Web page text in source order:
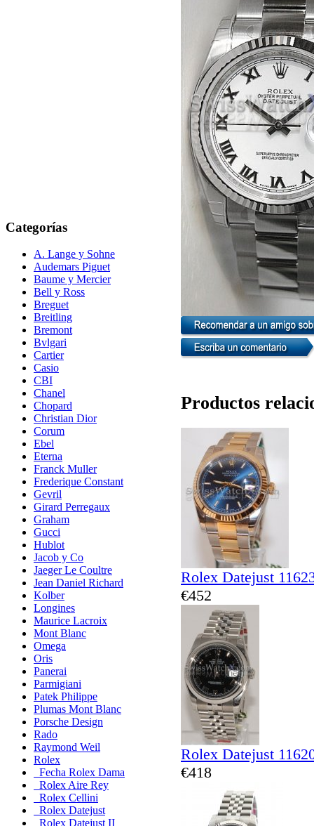
Categorías
A. Lange y Sohne
Audemars Piguet
Baume y Mercier
Bell y Ross
Breguet
Breitling
Bremont
Bvlgari
Cartier
Casio
CBI
Chanel
Chopard
Christian Dior
Corum
Ebel
Eterna
Franck Muller
Frederique Constant
Gevril
Girard Perregaux
Graham
Gucci
Hublot
Jacob y Co
Jaeger Le Coultre
Jean Daniel Richard
Kolber
Longines
Maurice Lacroix
Mont Blanc
Omega
Oris
Panerai
Parmigiani
Patek Philippe
Plumas Mont Blanc
Porsche Design
Rado
Raymond Weil
Rolex
Fecha Rolex Dama
Rolex Aire Rey
Rolex Cellini
Rolex Datejust
Rolex Datejust II
Productos
Rolex Datejust
€452
Rolex Datejust
€418